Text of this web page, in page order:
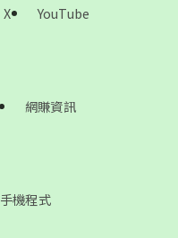
X
YouTube
網賺資訊
手機程式